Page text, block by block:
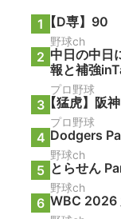
1 【D専】90
野球ch
2 中日の中日
報と補強
プロ野球
3【猛虎】阪
プロ野球
4 Dodgers
野球ch
5 とらせん
野球ch
6 WBC 2026